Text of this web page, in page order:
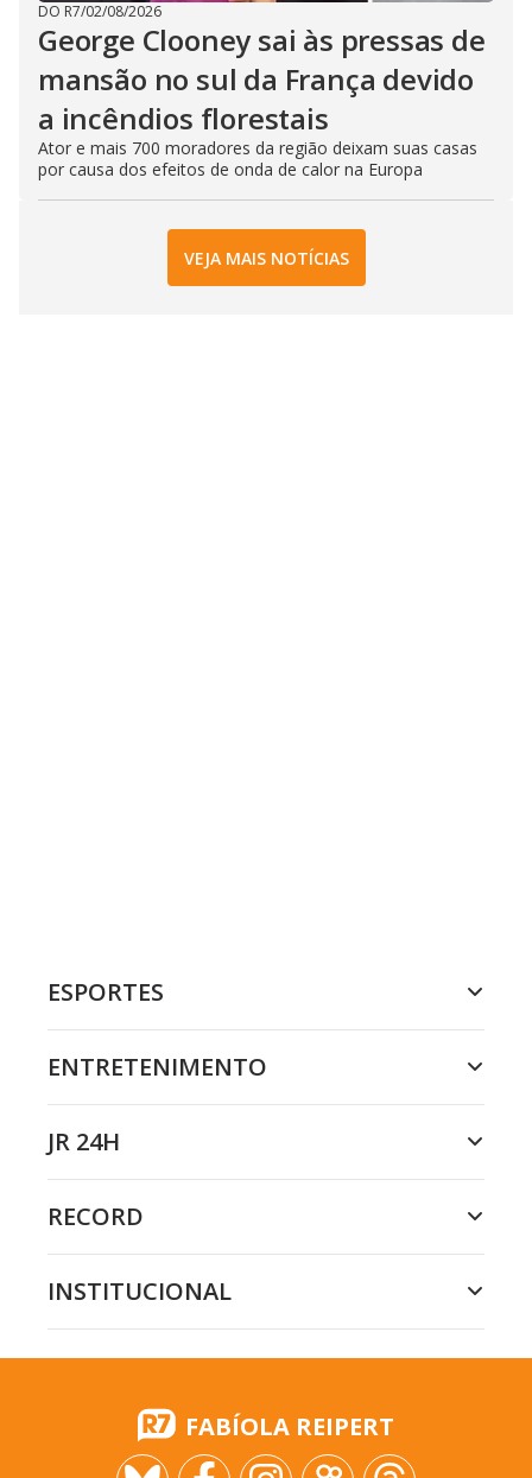
DO R7/02/08/2026
George Clooney sai às pressas de
mansão no sul da França devido
a incêndios florestais
Ator e mais 700 moradores da região deixam suas casas
por causa dos efeitos de onda de calor na Europa
VEJA MAIS NOTÍCIAS
ESPORTES
ENTRETENIMENTO
JR 24H
RECORD
INSTITUCIONAL
FABÍOLA REIPERT